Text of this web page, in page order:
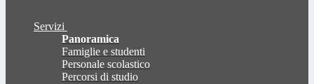
Servizi
Panoramica
Famiglie e studenti
Personale scolastico
Percorsi di studio